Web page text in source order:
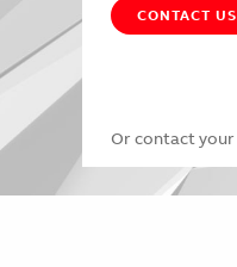
CONTACT US
Or contact your